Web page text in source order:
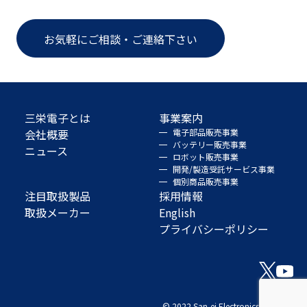
お気軽にご相談・ご連絡下さい
三栄電子とは
会社概要
ニュース
事業案内
電子部品販売事業
バッテリー販売事業
ロボット販売事業
開発/製造受託サービス事業
個別商品販売事業
注目取扱製品
取扱メーカー
採用情報
English
プライバシーポリシー